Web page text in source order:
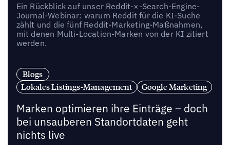
Ein Rückblick auf unser Reddit-×-Search-Engine-
Journal-Webinar: warum Reddit für die KI-Suche
zählt und die fünf Reddit-Marketing-Maßnahmen,
mit denen Multi-Location-Marken von der KI zitiert
werden.
Blogs
Lokales Listings-Management
Google Marketing
Marken optimieren ihre Einträge – doch
bei unsauberen Standortdaten geht
nichts live